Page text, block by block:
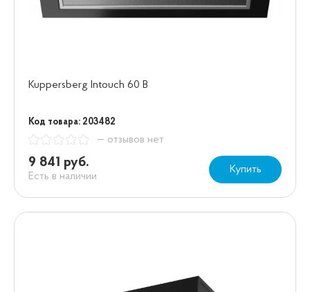
Kuppersberg Intouch 60 B
Код товара: 203482
— отзывов нет
9 841 руб.
Есть в наличии
Купить